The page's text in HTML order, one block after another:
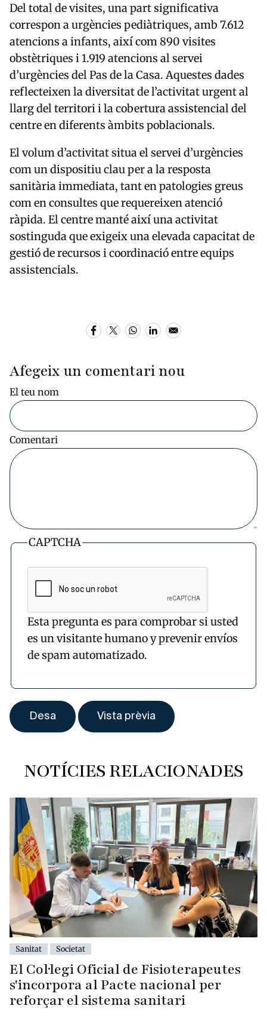
Del total de visites, una part significativa
correspon a urgències pediàtriques, amb 7.612
atencions a infants, així com 890 visites
obstètriques i 1.919 atencions al servei
d’urgències del Pas de la Casa. Aquestes dades
reflecteixen la diversitat de l’activitat urgent al
llarg del territori i la cobertura assistencial del
centre en diferents àmbits poblacionals.
El volum d’activitat situa el servei d’urgències
com un dispositiu clau per a la resposta
sanitària immediata, tant en patologies greus
com en consultes que requereixen atenció
ràpida. El centre manté així una activitat
sostinguda que exigeix una elevada capacitat de
gestió de recursos i coordinació entre equips
assistencials.
Afegeix un comentari nou
El teu nom
Comentari
CAPTCHA
Esta pregunta es para comprobar si usted
es un visitante humano y prevenir envíos
de spam automatizado.
NOTÍCIES RELACIONADES
Sanitat Societat
El Col·legi Oficial de Fisioterapeutes
s'incorpora al Pacte nacional per
reforçar el sistema sanitari